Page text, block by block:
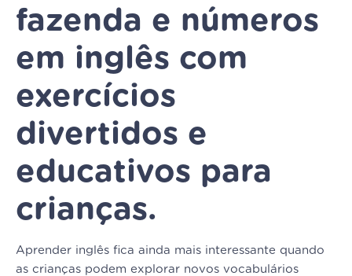
fazenda e números
em inglês com
exercícios
divertidos e
educativos para
crianças.
Aprender inglês fica ainda mais interessante quando
as crianças podem explorar novos vocabulários